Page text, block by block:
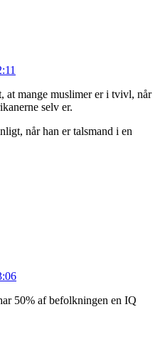
at mange muslimer er i tvivl, når
selv er.
når han er talsmand i en
50% af befolkningen en IQ